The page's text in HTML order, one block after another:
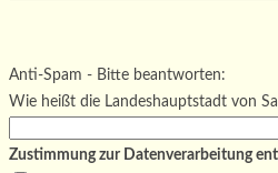
Bitte lasse dieses Feld leer.
Anti-Spam - Bitte beantworten:
Wie heißt die Landeshauptstadt von
Zustimmung zur Datenverarbeitung